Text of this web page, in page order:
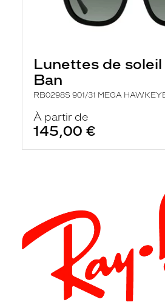
Lunettes de soleil
Ban
RB0298S 901/31 MEGA
À partir de
145,00 €